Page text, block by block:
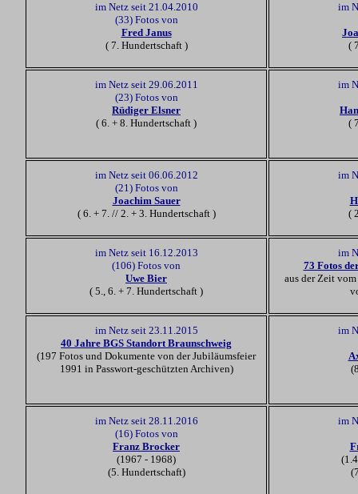
im Netz seit 21.04.2010
(33) Fotos von
Fred Janus
( 7. Hundertschaft )
im
(
im Netz seit 29.06.2011
(23) Fotos von
Rüdiger Elsner
( 6. + 8. Hundertschaft )
im
(
im Netz seit 06.06.2012
(21) Fotos von
Joachim Sauer
( 6. + 7. // 2. + 3. Hundertschaft )
im
(
im Netz seit 16.12.2013
(106) Fotos von
Uwe Bier
( 5., 6. + 7. Hundertschaft )
im
73 Fotos
aus der Zeit
im Netz seit 23.11.2015
40 Jahre BGS Standort Braunschweig
(197 Fotos und Dokumente von der Jubiläumsfeier
1991 in Passwort-geschützten Archiven)
im
im Netz seit 28.11.2016
(16) Fotos von
Franz Brocker
(1967 - 1968)
(5. Hundertschaft)
im